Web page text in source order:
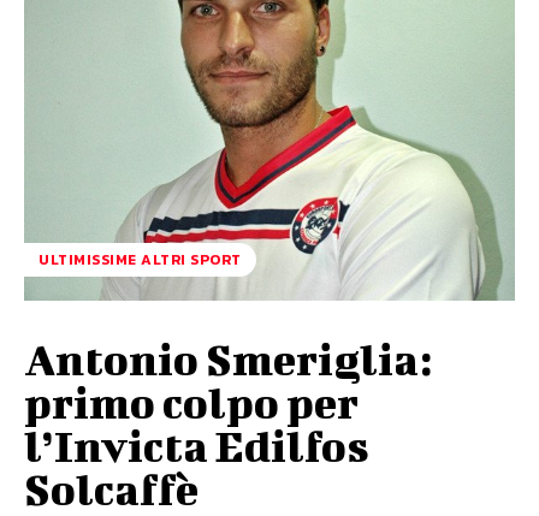
ULTIMISSIME ALTRI SPORT
Antonio Smeriglia:
primo colpo per
l’Invicta Edilfos
Solcaffè